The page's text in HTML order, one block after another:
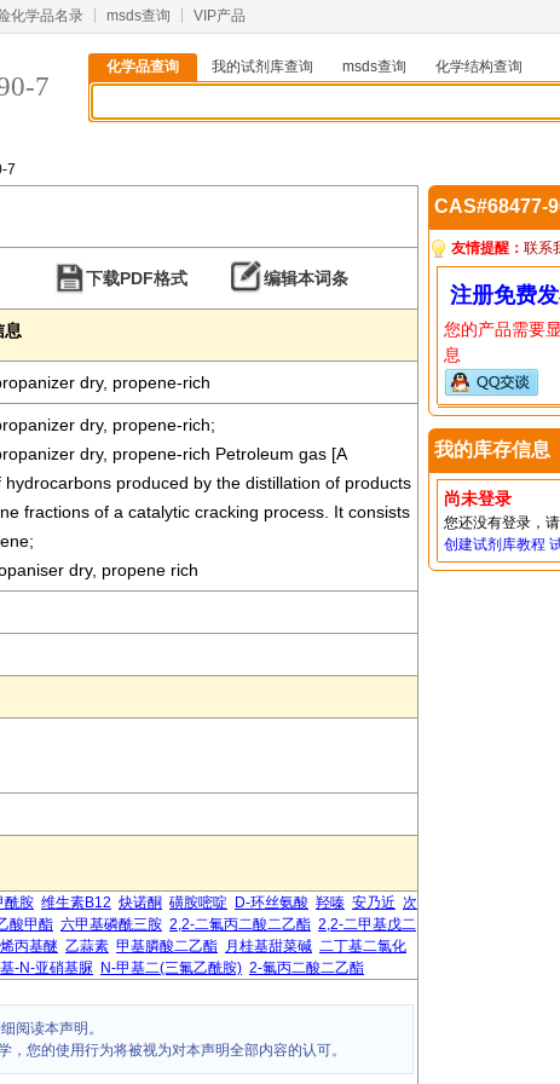
化学品名录 msds查询 VIP产品
7
化学品查询 我的试剂库查询 msds查询
化学结构查询
7
下载PDF格式 编辑本词条
息
dry, propene-rich
dry, propene-rich;
dry, propene-rich Petroleum gas [A
produced by the distillation of products
fractions of a catalytic cracking process. It consists
dry, propene rich
酰胺 维生素B12 炔诺酮 磺胺嘧啶 D-环丝氨酸 羟嗪 安乃近 次
酸甲酯 六甲基磷酰三胺 2,2-二氟丙二酸二乙酯 2,2-二甲基戊二
丙基醚 乙蒜素 甲基膦酸二乙酯 月桂基甜菜碱 二丁基二氯化
-N-亚硝基脲 N-甲基二(三氟乙酰胺) 2-氟丙二酸二乙酯
阅读本声明。
您的使用行为将被视为对本声明全部内容的认可。
CAS#68477-
友情提醒： 联系
注册免费
您的产品需要
息
我的库存信息
尚未登录
您还没有登录，
创建试剂库教程